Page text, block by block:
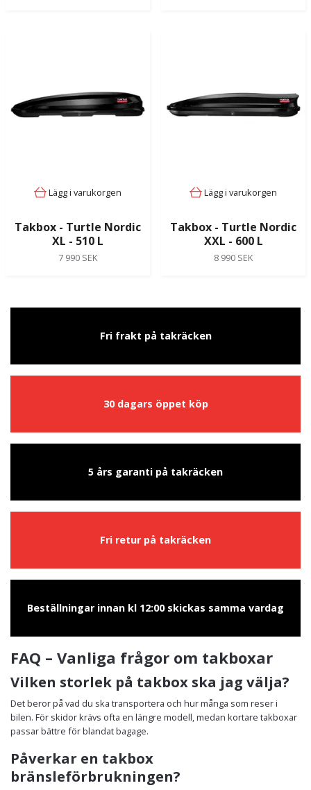
Lägg i varukorgen
Takbox - Turtle Nordic
XL - 510 L
7 990 SEK
Lägg i varukorgen
Takbox - Turtle Nordic
XXL - 600 L
8 990 SEK
Fri frakt på takräcken
30 dagars öppet köp
5 års garanti på takräcken
Fri retur på takräcken
Beställningar innan kl 12:00 skickas samma vardag
FAQ – Vanliga frågor om takboxar
Vilken storlek på takbox ska jag välja?
Det beror på vad du ska transportera och hur många som reser i
bilen. För skidor krävs ofta en längre modell, medan kortare takboxar
passar bättre för blandat bagage.
Påverkar en takbox
bränsleförbrukningen?